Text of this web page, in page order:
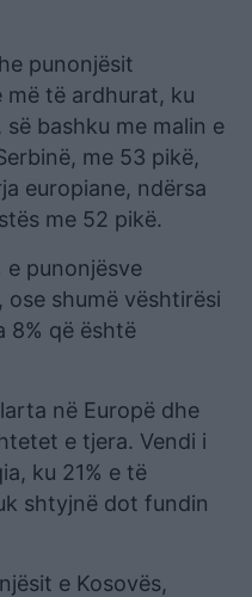
punonjësit
më të ardhurat, ku
bashku me malin e
me 53 pikë,
europiane, ndërsa
me 52 pikë.
punonjësve
shumë vështirësi
8% që është
në Europë dhe
e tjera. Vendi i
ku 21% e të
shtyjnë dot fundin
e Kosovës,